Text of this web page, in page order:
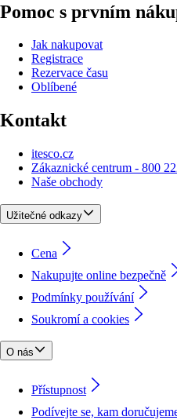
Pomoc s prvním
Jak nakupovat
Registrace
Rezervace času
Oblíbené
Kontakt
itesco.cz
Zákaznické centrum - 800
Naše obchody
Užitečné odkazy
Cena
Nakupujte online bezpečně
Podmínky používání
Soukromí a cookies
O nás
Přístupnost
Podívejte se, kam